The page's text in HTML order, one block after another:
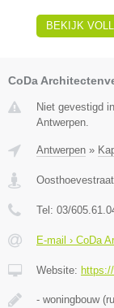
BEKIJK
CoDa
Niet gevestigd
Antwerpen.
Antwerpen »
Tel: 03/
E-mail › CoDa
Website:
- woningbouw